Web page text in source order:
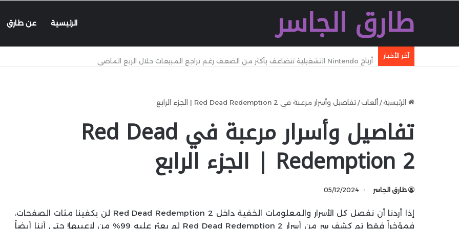
طارق الجاسر الرئيسية عن طارق
آخر الأخبار أرباح Nintendo التشغيلية تتضاعف بأكثر من الضعف رغم تراجع المبيعات خلال الربع الماضي
الرئيسية/ ألعاب/ تفاصيل وأسرار مرعبة في Red Dead Redemption 2 | الجزء الرابع
تفاصيل وأسرار مرعبة في Red Dead
Redemption 2 | الجزء الرابع
طارق الجاسر 05/12/2024
إذا أردنا أن نفصل كل الأسرار والمعلومات الخفية داخل Red Dead Redemption 2 لن يكفينا مئات الصفحات،
فمؤخراً فقط تم كشف سر من أسرار Red Dead Redemption 2 لم يعثر عليه 99% من لاعبيها! حتى أننا أيضاً